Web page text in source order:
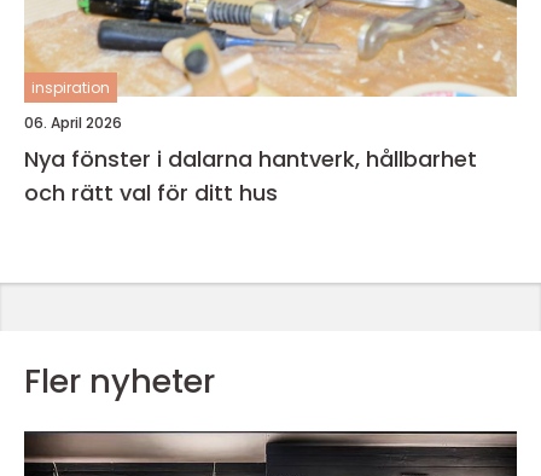
inspiration
06. April 2026
Nya fönster i dalarna hantverk, hållbarhet
och rätt val för ditt hus
Fler nyheter